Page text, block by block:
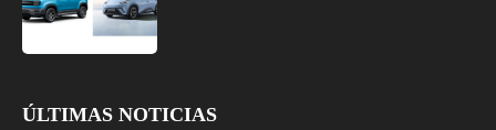
ÚLTIMAS NOTICIAS